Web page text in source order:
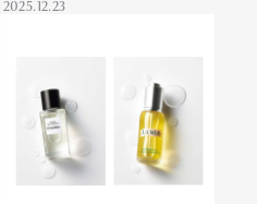
2025.12.23